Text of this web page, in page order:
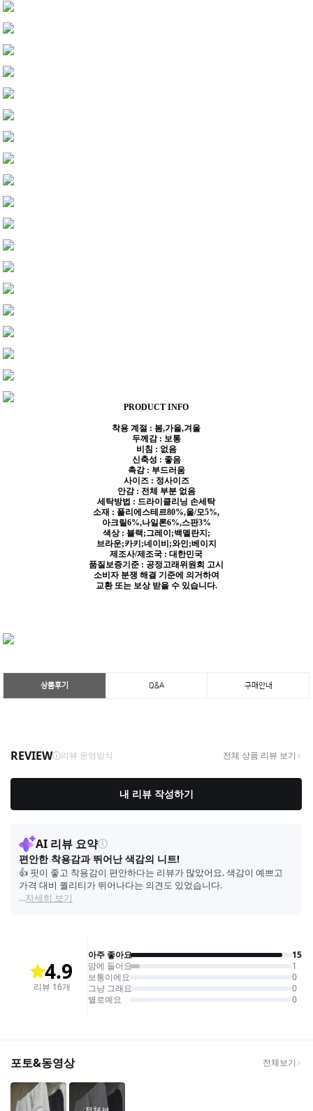
PRODUCT INFO
착용 계절 : 봄,가을,겨울
두께감 : 보통
비침 : 없음
신축성 : 좋음
촉감 : 부드러움
사이즈 : 정사이즈
안감 : 전체 부분 없음
세탁방법 : 드라이클리닝 손세탁
소재 : 폴리에스테르80%,울/모5%,
아크릴6%,나일론6%,스판3%
색상 : 블랙;그레이;백멜란지;
브라운;카키;네이비;와인;베이지
제조사/제조국 : 대한민국
품질보증기준 : 공정고래위원회 고시
소비자 분쟁 해결 기준에 의거하여
교환 또는 보상 받을 수 있습니다.
상품후기 Q&A 구매안내